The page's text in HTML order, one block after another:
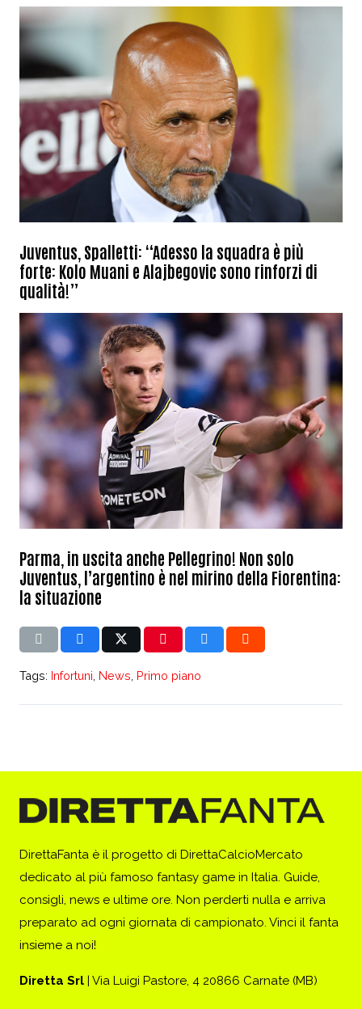
Juventus, Spalletti: “Adesso la squadra è più
forte: Kolo Muani e Alajbegovic sono rinforzi di
qualità!”
Parma, in uscita anche Pellegrino! Non solo
Juventus, l’argentino è nel mirino della Fiorentina:
la situazione
Tags: Infortuni News Primo piano
DirettaFanta è il progetto di DirettaCalcioMercato
dedicato al più famoso fantasy game in Italia. Guide,
consigli, news e ultime ore. Non perderti nulla e arriva
preparato ad ogni giornata di campionato. Vinci il fanta
insieme a noi!
Diretta Srl | Via Luigi Pastore, 4 20866 Carnate (MB)